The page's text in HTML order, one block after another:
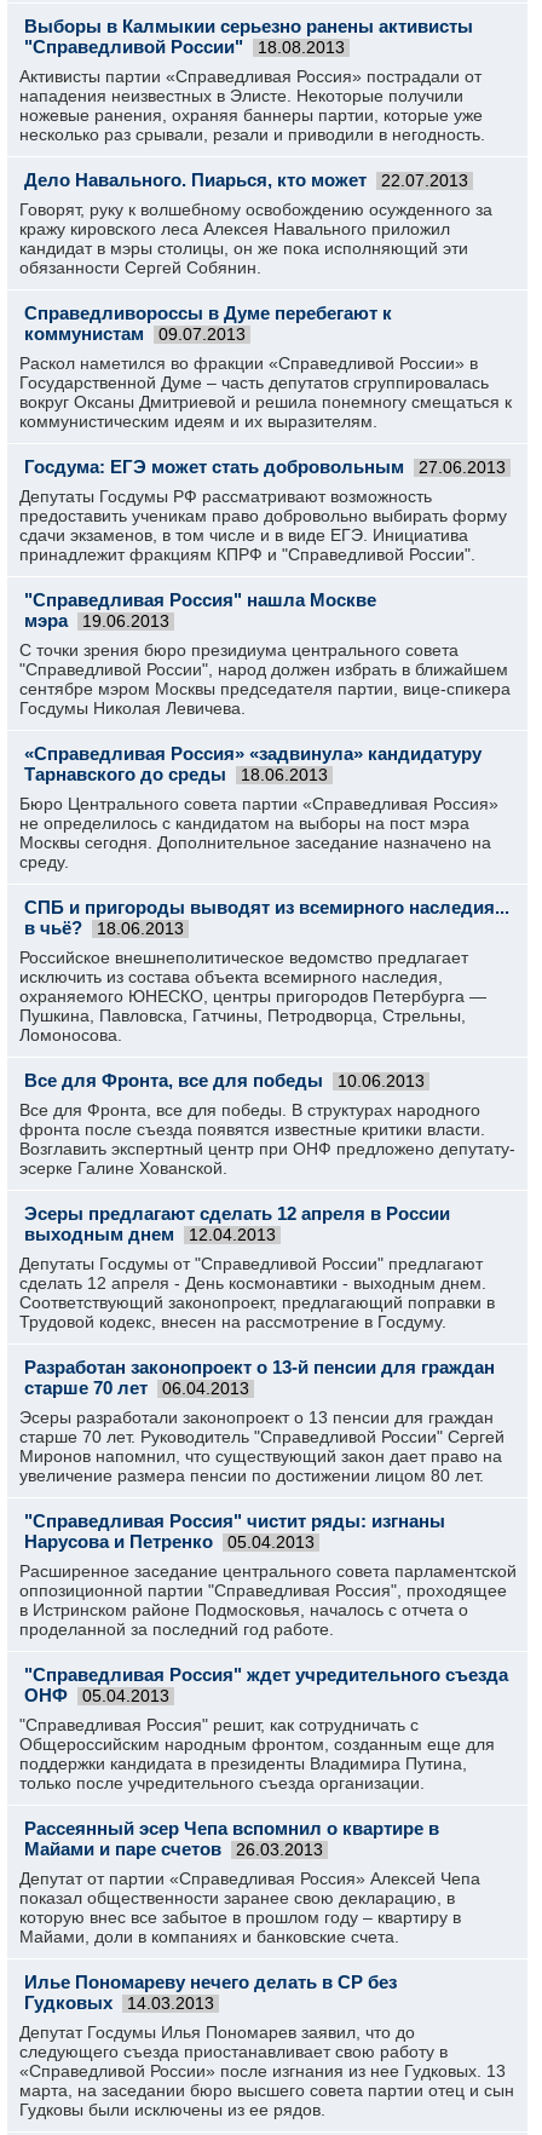
Выборы в Калмыкии серьезно ранены активисты
"Справедливой России"
18.08.2013
Активисты партии «Справедливая Россия» пострадали от
нападения неизвестных в Элисте. Некоторые получили
ножевые ранения, охраняя баннеры партии, которые уже
несколько раз срывали, резали и приводили в негодность.
Дело Навального. Пиарься, кто может 22.07.2013
Говорят, руку к волшебному освобождению осужденного за
кражу кировского леса Алексея Навального приложил
кандидат в мэры столицы, он же пока исполняющий эти
обязанности Сергей Собянин.
Справедливороссы в Думе перебегают к
коммунистам
09.07.2013
Раскол наметился во фракции «Справедливой России» в
Государственной Думе – часть депутатов сгруппировалась
вокруг Оксаны Дмитриевой и решила понемногу смещаться к
коммунистическим идеям и их выразителям.
Госдума: ЕГЭ может стать добровольным 27.06.2013
Депутаты Госдумы РФ рассматривают возможность
предоставить ученикам право добровольно выбирать форму
сдачи экзаменов, в том числе и в виде ЕГЭ. Инициатива
принадлежит фракциям КПРФ и "Справедливой России".
"Справедливая Россия" нашла Москве
мэра
19.06.2013
С точки зрения бюро президиума центрального совета
"Справедливой России", народ должен избрать в ближайшем
сентябре мэром Москвы председателя партии, вице-спикера
Госдумы Николая Левичева.
«Справедливая Россия» «задвинула» кандидатуру
Тарнавского до среды
18.06.2013
Бюро Центрального совета партии «Справедливая Россия»
не определилось с кандидатом на выборы на пост мэра
Москвы сегодня. Дополнительное заседание назначено на
среду.
СПБ и пригороды выводят из всемирного наследия...
в чьё?
18.06.2013
Российское внешнеполитическое ведомство предлагает
исключить из состава объекта всемирного наследия,
охраняемого ЮНЕСКО, центры пригородов Петербурга —
Пушкина, Павловска, Гатчины, Петродворца, Стрельны,
Ломоносова.
Все для Фронта, все для победы 10.06.2013
Все для Фронта, все для победы. В структурах народного
фронта после съезда появятся известные критики власти.
Возглавить экспертный центр при ОНФ предложено депутату-
эсерке Галине Хованской.
Эсеры предлагают сделать 12 апреля в России
выходным днем
12.04.2013
Депутаты Госдумы от "Справедливой России" предлагают
сделать 12 апреля - День космонавтики - выходным днем.
Соответствующий законопроект, предлагающий поправки в
Трудовой кодекс, внесен на рассмотрение в Госдуму.
Разработан законопроект о 13-й пенсии для граждан
старше 70 лет
06.04.2013
Эсеры разработали законопроект о 13 пенсии для граждан
старше 70 лет. Руководитель "Справедливой России" Сергей
Миронов напомнил, что существующий закон дает право на
увеличение размера пенсии по достижении лицом 80 лет.
"Справедливая Россия" чистит ряды: изгнаны
Нарусова и Петренко
05.04.2013
Расширенное заседание центрального совета парламентской
оппозиционной партии "Справедливая Россия", проходящее
в Истринском районе Подмосковья, началось с отчета о
проделанной за последний год работе.
"Справедливая Россия" ждет учредительного съезда
ОНФ
05.04.2013
"Справедливая Россия" решит, как сотрудничать с
Общероссийским народным фронтом, созданным еще для
поддержки кандидата в президенты Владимира Путина,
только после учредительного съезда организации.
Рассеянный эсер Чепа вспомнил о квартире в
Майами и паре счетов
26.03.2013
Депутат от партии «Справедливая Россия» Алексей Чепа
показал общественности заранее свою декларацию, в
которую внес все забытое в прошлом году – квартиру в
Майами, доли в компаниях и банковские счета.
Илье Пономареву нечего делать в СР без
Гудковых
14.03.2013
Депутат Госдумы Илья Пономарев заявил, что до
следующего съезда приостанавливает свою работу в
«Справедливой России» после изгнания из нее Гудковых. 13
марта, на заседании бюро высшего совета партии отец и сын
Гудковы были исключены из ее рядов.